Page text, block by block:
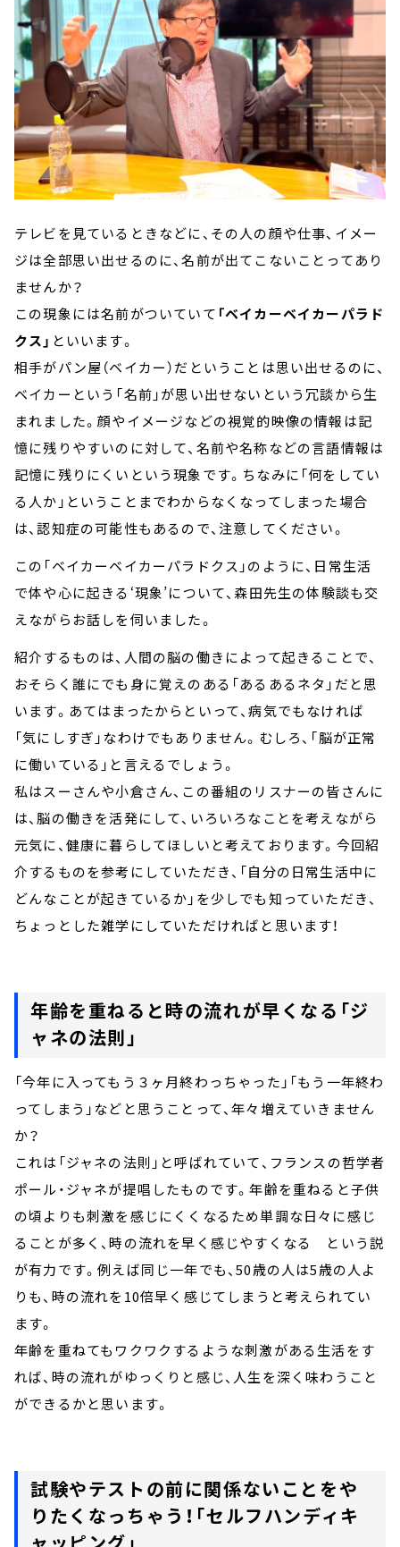
テレビを見ているときなどに、その人の顔や仕事、イメー
ジは全部思い出せるのに、名前が出てこないことってあり
ませんか？
この現象には名前がついていて 「ベイカーベイカーパラド
クス」 といいます。
相手がパン屋（ベイカー）だということは思い出せるのに、
ベイカーという「名前」が思い出せないという冗談から生
まれました。顔やイメージなどの視覚的映像の情報は記
憶に残りやすいのに対して、名前や名称などの言語情報は
記憶に残りにくいという現象です。ちなみに「何をしてい
る人か」ということまでわからなくなってしまった場合
は、認知症の可能性もあるので、注意してください。
この「ベイカーベイカーパラドクス」のように、日常生活
で体や心に起きる‘現象’について、森田先生の体験談も交
えながらお話しを伺いました。
紹介するものは、人間の脳の働きによって起きることで、
おそらく誰にでも身に覚えのある「あるあるネタ」だと思
います。あてはまったからといって、病気でもなければ
「気にしすぎ」なわけでもありません。むしろ、「脳が正常
に働いている」と言えるでしょう。
私はスーさんや小倉さん、この番組のリスナーの皆さんに
は、脳の働きを活発にして、いろいろなことを考えながら
元気に、健康に暮らしてほしいと考えております。今回紹
介するものを参考にしていただき、「自分の日常生活中に
どんなことが起きているか」を少しでも知っていただき、
ちょっとした雑学にしていただければと思います！
年齢を重ねると時の流れが早くなる「ジ
ャネの法則」
「今年に入ってもう３ヶ月終わっちゃった」「もう一年終わ
ってしまう」などと思うことって、年々増えていきません
か？
これは「ジャネの法則」と呼ばれていて、フランスの哲学者
ポール・ジャネが提唱したものです。年齢を重ねると子供
の頃よりも刺激を感じにくくなるため単調な日々に感じ
ることが多く、時の流れを早く感じやすくなる という説
が有力です。例えば同じ一年でも、50歳の人は5歳の人よ
りも、時の流れを10倍早く感じてしまうと考えられてい
ます。
年齢を重ねてもワクワクするような刺激がある生活をす
れば、時の流れがゆっくりと感じ、人生を深く味わうこと
ができるかと思います。
試験やテストの前に関係ないことをや
りたくなっちゃう！「セルフハンディキ